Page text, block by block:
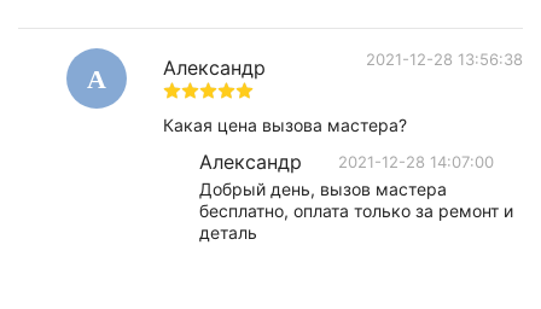
А Александр 2021-12-28 13:56:38
Какая цена вызова мастера?
Александр 2021-12-28 14:07:00
Добрый день, вызов мастера
бесплатно, оплата только за ремонт и
деталь